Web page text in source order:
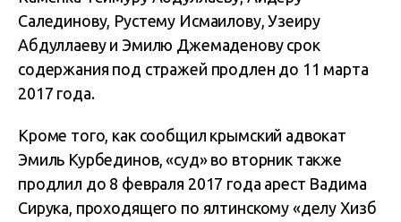
Салединову, Рустему Исмаилову, Узеиру
Абдуллаеву и Эмилю Джемаденову срок
содержания под стражей продлен до 11 марта
2017 года.
Кроме того, как сообщил крымский адвокат
Эмиль Курбединов, «суд» во вторник также
продлил до 8 февраля 2017 года арест Вадима
Сирука, проходящего по ялтинскому «делу Хизб